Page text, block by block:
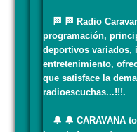
🏁 🏁 Radio
programación,
deportivos variados,
entretenimiento,
que satisface la
radioescuchas...!!!.
🔔 🔔 CARAVANA